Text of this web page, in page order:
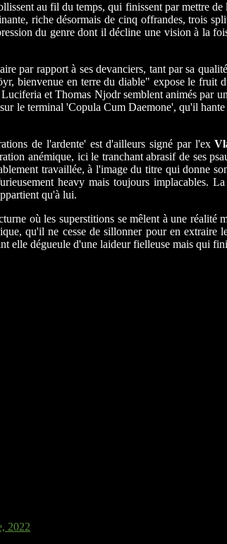
au fil du temps, qui finissent par mettre
riche désormais de cinq offrandes, trois
du genre dont il décline une vision à la
par rapport à ses devanciers, tant par sa
bienvenue en terre du diable" expose le fruit
et Thomas Njodr semblent animés par
le terminal 'Copula Cum Daemone', qu'il
de l'ardente' est d'ailleurs signé par l'ex
anémique, ici le tranchant abrasif de ses
travaillée, à l'image du titre qui donne
heavy mais toujours implacables.
qu'à lui.
où les superstitions se mêlent à une
qu'il ne cesse de sillonner pour en
dégueule d'une laideur fielleuse mais qui
2022